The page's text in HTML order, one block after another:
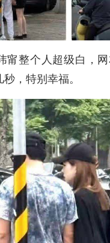
甯整个人超级白，
，特别幸福。